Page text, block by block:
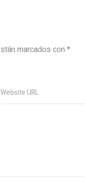
marcados con *
Website URL